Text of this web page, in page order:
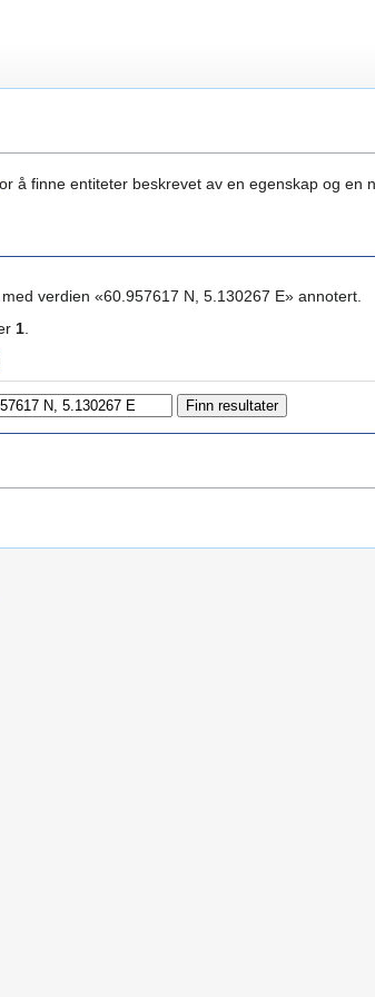
å finne entiteter beskrevet av en egenskap og en
verdien «60.957617 N, 5.130267 E» annotert.
1.